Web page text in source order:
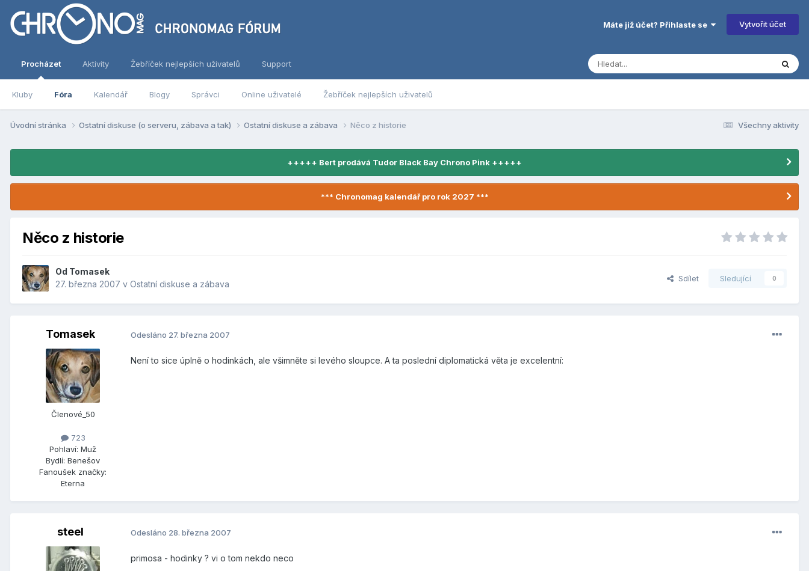
Máte již účet? Přihlaste se Vytvořit účet
Procházet
Kluby Fóra Kalendář Blogy Správci Online uživatelé Žebříček nejlepších uživatelů
Aktivity Žebříček nejlepších uživatelů Support
Všechny aktivity
Úvodní stránka Ostatní diskuse (o serveru, zábava a tak) Ostatní diskuse a zábava Něco z historie
+++++ Bert prodává Tudor Black Bay Chrono Pink +++++
*** Chronomag kalendář pro rok 2027 ***
Něco z historie
Od Tomasek
27. března 2007 v Ostatní diskuse a zábava
Sdílet Sledující 0
Tomasek
Členové_50
723
Pohlaví: Muž
Bydlí: Benešov
Fanoušek značky:
Eterna
Odesláno 27. března 2007
Není to sice úplně o hodinkách, ale všimněte si levého sloupce. A ta poslední diplomatická věta je excelentní:
steel Odesláno 28. března 2007
primosa - hodinky ? vi o tom nekdo neco